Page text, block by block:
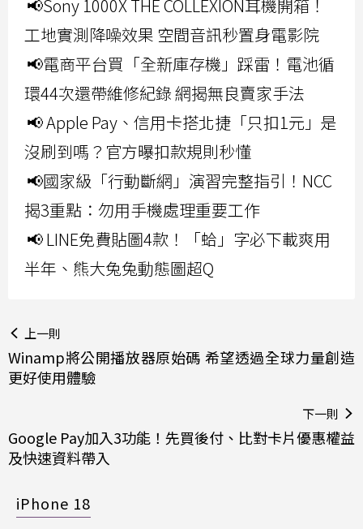
📢Sony 1000X THE COLLEXION耳機開箱！
工地實測降噪效果 空間音訊秒置身電影院
📢電商平台買「全新庫存機」踩雷！電池循
環44次還帶維修紀錄 網揭無良賣家手法
📢 Apple Pay、信用卡搭北捷「只扣1元」是
沒刷到嗎？官方曝扣款規則秒懂
📢國家級「行動斷網」演習完整指引！NCC
揭3重點：勿用手機處理重要工作
📢 LINE免費貼圖4款！「蛤」字必下載爽用
半年、熊大兔兔動態圖超Q
上一則
Winamp將公開播放器原始碼 希望透過全球力量創造
更好使用體驗
下一則
Google Pay加入3功能！先買後付、比對卡片優惠權益
及快速資料帶入
iPhone 18